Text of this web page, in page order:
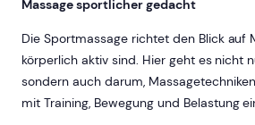
Massage sportlicher gedacht
Die Sportmassage richtet den Blick auf
körperlich aktiv sind. Hier geht es nicht
sondern auch darum,
mit Training, Bewegung und Belastung